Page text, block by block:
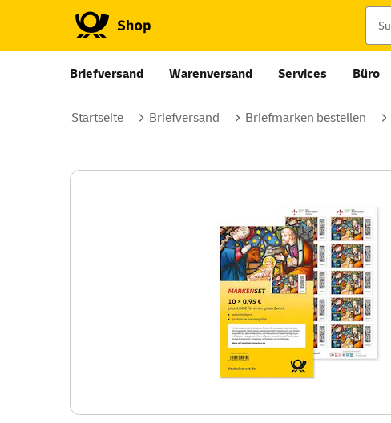
Briefversand Warenversand Services Büro
Startseite Briefversand Briefmarken bestellen